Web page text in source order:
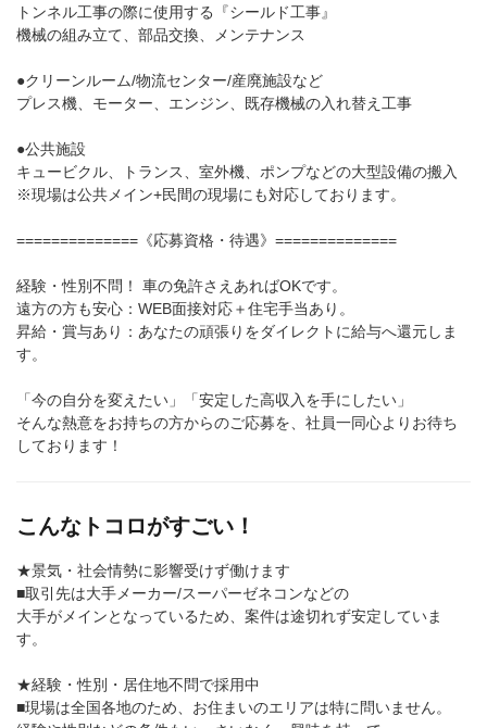
トンネル工事の際に使用する『シールド工事』
機械の組み立て、部品交換、メンテナンス
●クリーンルーム/物流センター/産廃施設など
プレス機、モーター、エンジン、既存機械の入れ替え工事
●公共施設
キュービクル、トランス、室外機、ポンプなどの大型設備の搬入
※現場は公共メイン+民間の現場にも対応しております。
==============《応募資格・待遇》==============
経験・性別不問！ 車の免許さえあればOKです。
遠方の方も安心：WEB面接対応＋住宅手当あり。
昇給・賞与あり：あなたの頑張りをダイレクトに給与へ還元しま
す。
「今の自分を変えたい」「安定した高収入を手にしたい」
そんな熱意をお持ちの方からのご応募を、社員一同心よりお待ち
しております！
こんなトコロがすごい！
★景気・社会情勢に影響受けず働けます
■取引先は大手メーカー/スーパーゼネコンなどの
大手がメインとなっているため、案件は途切れず安定していま
す。
★経験・性別・居住地不問で採用中
■現場は全国各地のため、お住まいのエリアは特に問いません。